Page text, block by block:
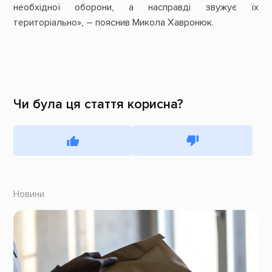
необхідної оборони, а насправді звужує їх
територіально», – пояснив Микола Хавронюк.
Чи була ця стаття корисна?
Новини